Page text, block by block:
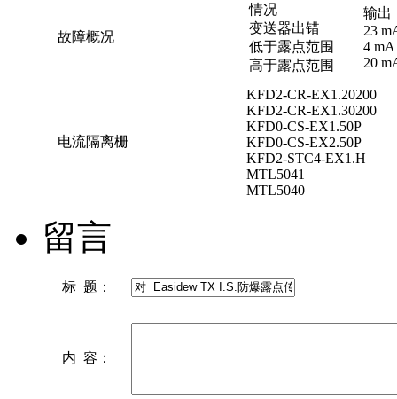
故障概况
情况
变送器出错
低于露点范围
高于露点范围
输出
23
4 mA
20
电流隔离栅
KFD2-CR-EX1.20200
KFD2-CR-EX1.30200
KFD0-CS-EX1.50P
KFD0-CS-EX2.50P
KFD2-STC4-EX1.H
MTL5041
MTL5040
留言
标 题：
内 容：